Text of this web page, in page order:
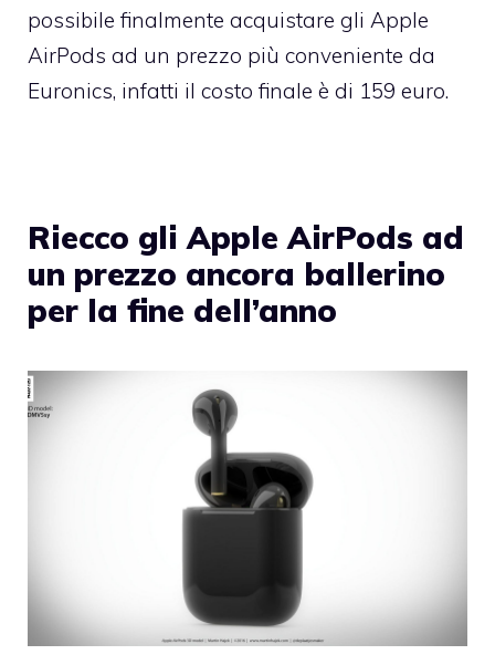
possibile finalmente acquistare gli Apple
AirPods ad un prezzo più conveniente da
Euronics, infatti il costo finale è di 159 euro.
Riecco gli Apple AirPods ad
un prezzo ancora ballerino
per la fine dell’anno